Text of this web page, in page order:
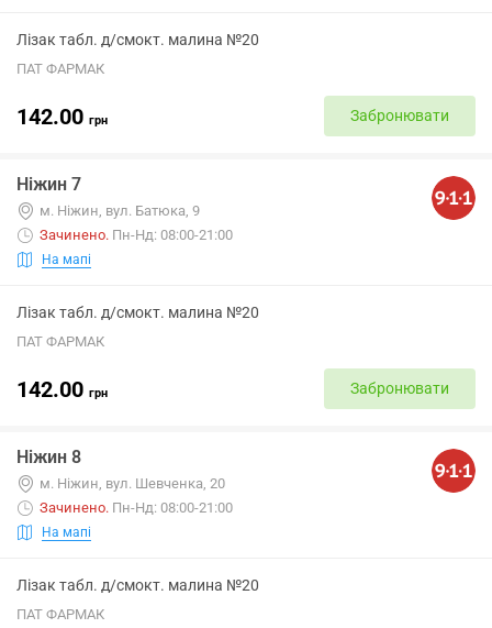
Лізак табл. д/смокт. малина №20
ПАТ ФАРМАК
142.00 грн Забронювати
Ніжин 7
м. Ніжин, вул. Батюка, 9
Зачинено. Пн-Нд: 08:00-21:00
На мапі
Лізак табл. д/смокт. малина №20
ПАТ ФАРМАК
142.00 грн Забронювати
Ніжин 8
м. Ніжин, вул. Шевченка, 20
Зачинено. Пн-Нд: 08:00-21:00
На мапі
Лізак табл. д/смокт. малина №20
ПАТ ФАРМАК